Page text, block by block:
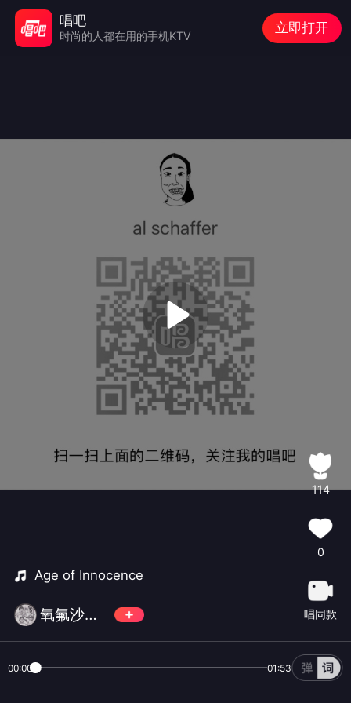
Age of Innocence
氧氟沙星气泡饮
114
0
唱同款
00:00 01:53
唱吧
时尚的人都在用的手机KTV
立即打开